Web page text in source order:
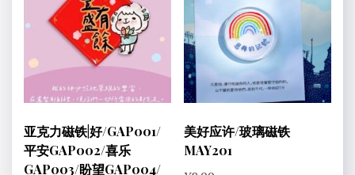
亚克力磁铁|好/GAP001/
平安GAP002/喜乐
GAP003/盼望GAP004/
美好应许/玻璃磁铁
MAY201